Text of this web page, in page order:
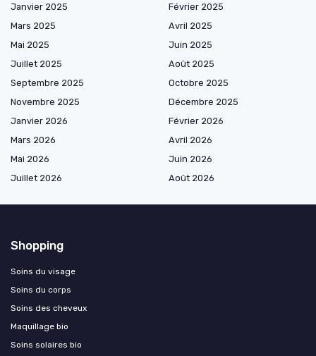
Janvier 2025
Février 2025
Mars 2025
Avril 2025
Mai 2025
Juin 2025
Juillet 2025
Août 2025
Septembre 2025
Octobre 2025
Novembre 2025
Décembre 2025
Janvier 2026
Février 2026
Mars 2026
Avril 2026
Mai 2026
Juin 2026
Juillet 2026
Août 2026
Shopping
Soins du visage
Soins du corps
Soins des cheveux
Maquillage bio
Soins solaires bio